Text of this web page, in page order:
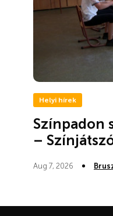
Helyi hírek
Színpadon
–
Aug 7, 2026